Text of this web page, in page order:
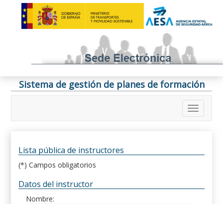
Sistema de gestión de planes de formación
Lista pública de instructores
(*) Campos obligatorios
Datos del instructor
Nombre: